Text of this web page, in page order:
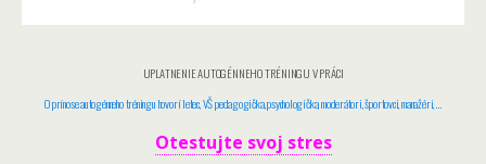
UPLATNENIE AUTOGÉNNEHO TRÉNINGU V PRÁCI
O prínose autogénneho tréningu hovorí letec, VŠ pedagogička, psychologička, moderátori, športovci, manažéri, …
Otestujte svoj stres